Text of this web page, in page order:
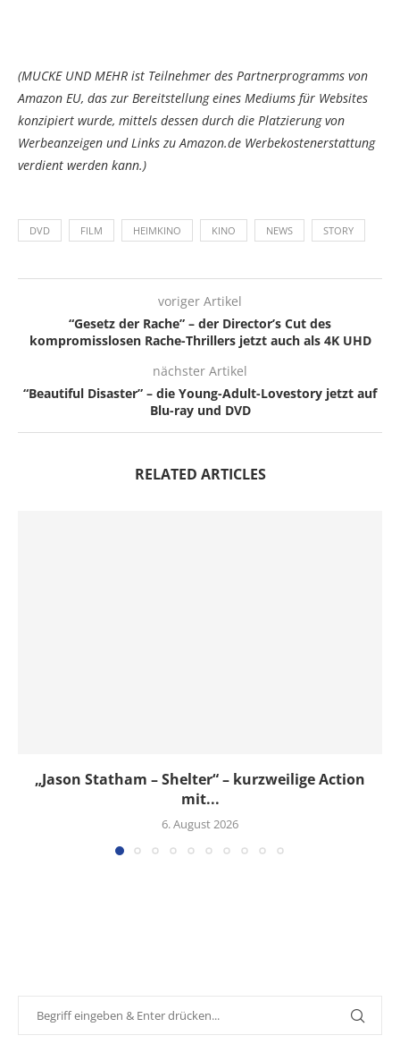
(MUCKE UND MEHR ist Teilnehmer des Partnerprogramms von
Amazon EU, das zur Bereitstellung eines Mediums für Websites
konzipiert wurde, mittels dessen durch die Platzierung von
Werbeanzeigen und Links zu Amazon.de Werbekostenerstattung
verdient werden kann.)
DVD FILM HEIMKINO KINO NEWS STORY
voriger Artikel
“Gesetz der Rache” – der Director’s Cut des
kompromisslosen Rache-Thrillers jetzt auch als 4K UHD
nächster Artikel
“Beautiful Disaster” – die Young-Adult-Lovestory jetzt auf
Blu-ray und DVD
RELATED ARTICLES
„Jason Statham – Shelter“ – kurzweilige Action
mit...
6. August 2026